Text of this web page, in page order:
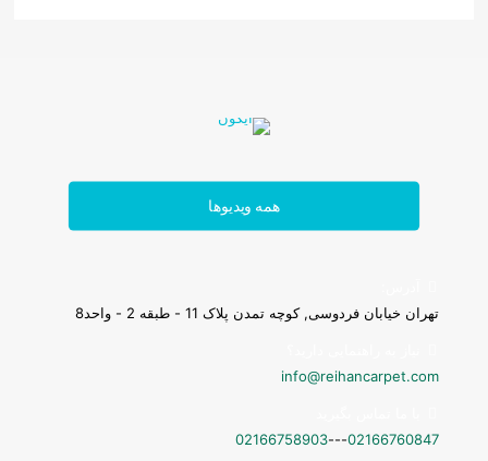
همه ویدیوها
تهران خیابان فردوسی, کوچه تمدن پلاک 11 - طبقه 2 - واحد8
info@reihancarpet.com
02166760847
---
02166758903